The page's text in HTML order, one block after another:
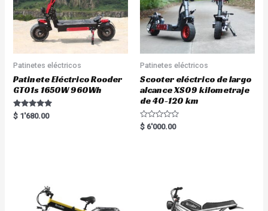
Patinetes eléctricos
Patinete Eléctrico Rooder
GT01s 1650W 960Wh
Rated
5.00
$ 1'680.00
Patinetes eléctricos
Scooter eléctrico de largo
alcance XS09 kilometraje
de 40-120 km
R
a
$ 6'000.00